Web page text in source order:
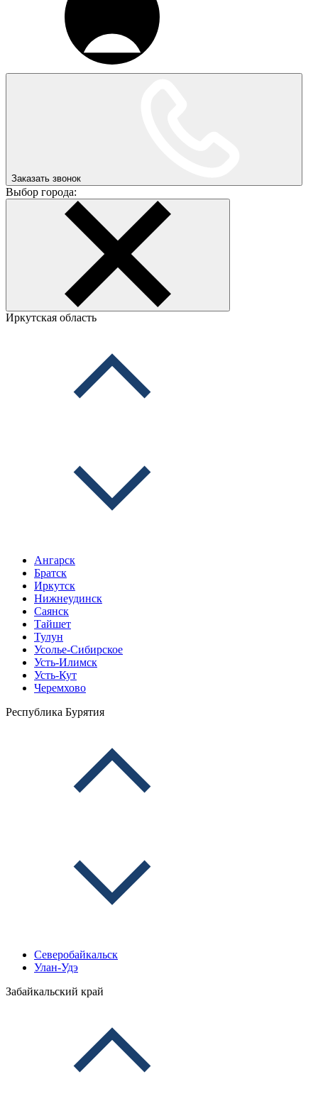
Заказать звонок
Выбор города:
Иркутская область
Ангарск
Братск
Иркутск
Нижнеудинск
Саянск
Тайшет
Тулун
Усолье-Сибирское
Усть-Илимск
Усть-Кут
Черемхово
Республика Бурятия
Северобайкальск
Улан-Удэ
Забайкальский край